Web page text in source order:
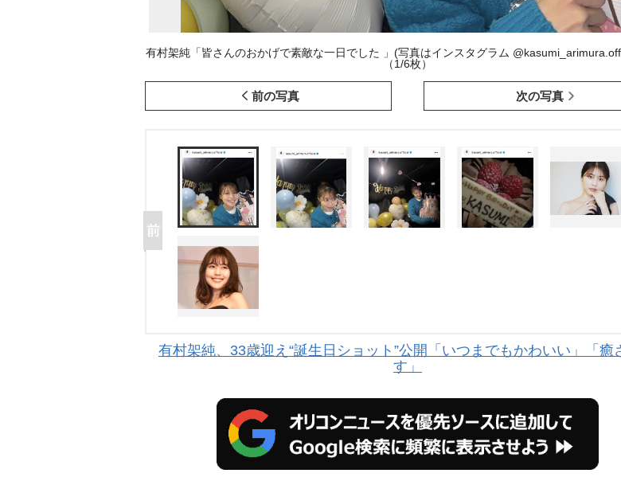
有村架純「皆さんのおかげで素敵な一日でした 」(写真はインスタグラム
（1/6枚）
前の写真 次の写真
有村架純、33歳迎え“誕生日ショット”公開「いつまでもかわいい」「癒
す」